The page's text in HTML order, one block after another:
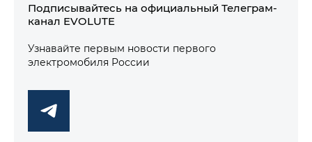
Подписывайтесь на официальный Телеграм-
канал EVOLUTE
Узнавайте первым новости первого
электромобиля России